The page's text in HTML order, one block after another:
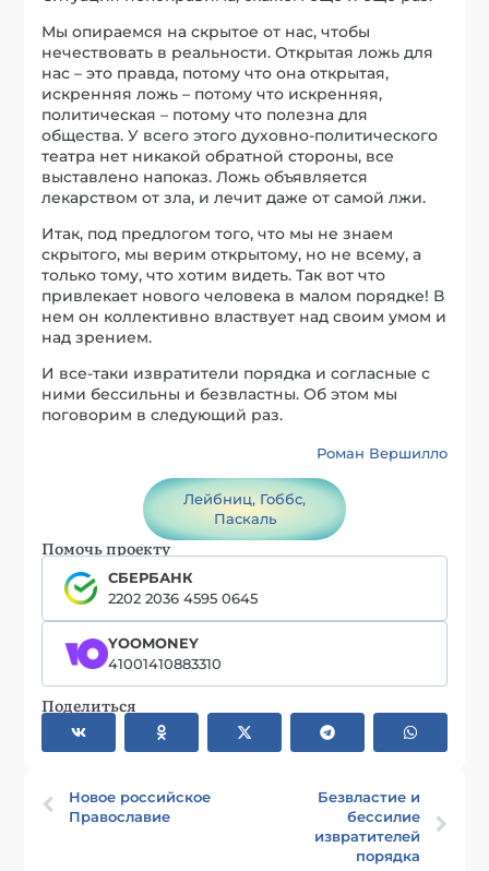
Мы опираемся на скрытое от нас, чтобы
нечествовать в реальности. Открытая ложь для
нас – это правда, потому что она открытая,
искренняя ложь – потому что искренняя,
политическая – потому что полезна для
общества. У всего этого духовно-политического
театра нет никакой обратной стороны, все
выставлено напоказ. Ложь объявляется
лекарством от зла, и лечит даже от самой лжи.
Итак, под предлогом того, что мы не знаем
скрытого, мы верим открытому, но не всему, а
только тому, что хотим видеть. Так вот что
привлекает нового человека в малом порядке! В
нем он коллективно властвует над своим умом и
над зрением.
И все-таки извратители порядка и согласные с
ними бессильны и безвластны. Об этом мы
поговорим в следующий раз.
Роман Вершилло
Лейбниц, Гоббс,
Паскаль
Помочь проекту
СБЕРБАНК
2202 2036 4595 0645
YOOMONEY
41001410883310
Поделиться
Новое российское
Православие
Безвластие и
бессилие
извратителей
порядка